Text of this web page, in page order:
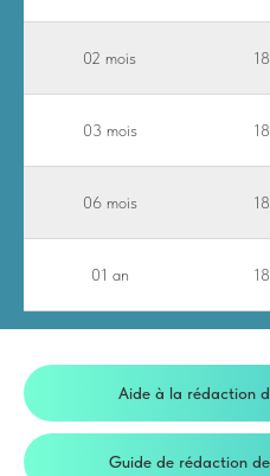
02 mois
03 mois
06 mois
01 an
Aide à la rédaction
Guide de rédaction